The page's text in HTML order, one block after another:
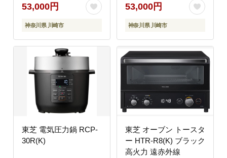
ニュー マイコンタイプ
朝食 朝ごはん 家電 キ
ッチン家電 人気 おすす
めTOSHIBA 神奈川県
川崎市
53,000円
神奈川県 川崎市
ニュー マイコンタイプ
朝食 朝ごはん 家電 キ
ッチン家電 人気 おすす
めTOSHIBA 神奈川県
川崎市
53,000円
神奈川県 川崎市
東芝 電気圧力鍋 RCP-
30R(K)
東芝 オーブン トースタ
ー HTR-R8(K) ブラック
高火力 遠赤外線